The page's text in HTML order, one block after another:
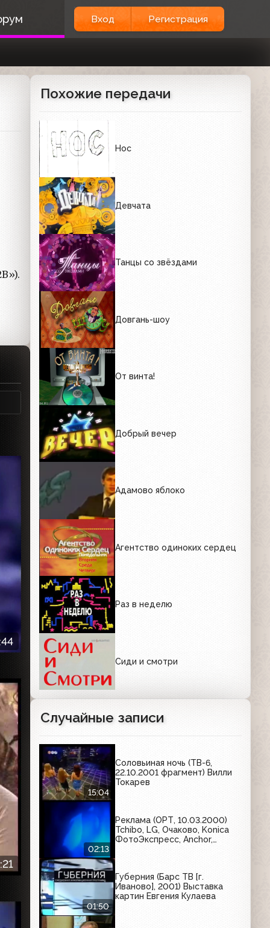
Вход Регистрация
Похожие передачи
Нос
Девчата
Танцы со звёздами
Довгань-шоу
От винта!
Добрый вечер
Адамово яблоко
Агентство одиноких сердец
Раз в неделю
Сиди и смотри
Случайные записи
15:04
Соловьиная ночь (ТВ-6,
22.10.2001 фрагмент) Вилли
Токарев
02:13
Реклама (ОРТ, 10.03.2000)
Tchibo, LG, Очаково, Konica
ФотоЭкспресс, Anchor,
01:50
Губерния (Барс ТВ [г.
Иваново], 2001) Выставка
картин Евгения Кулаева